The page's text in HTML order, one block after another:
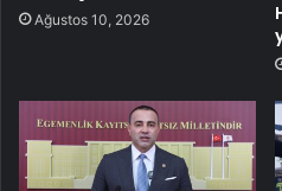
Ağustos 10, 2026